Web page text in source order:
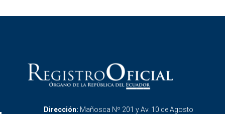
Dirección: Mañosca Nº 201 y Av. 10 de Agosto